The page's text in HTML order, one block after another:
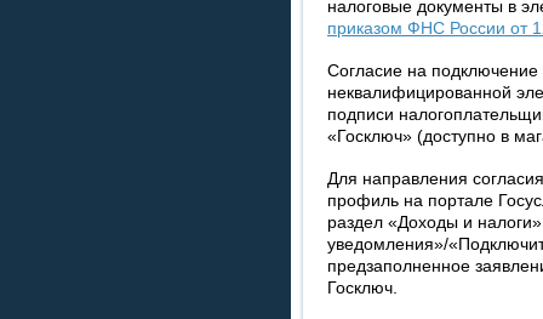
налоговые документы в
приказом ФНС России от
Согласие на
неквалифицированной
подписи
«Госключ» (доступно в
Для направления
профиль на портале
раздел «Доходы и
уведомления»/
предзаполненное
Госключ.